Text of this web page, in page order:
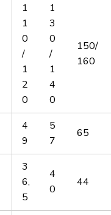
1
1
0
/
1
2
0
1
3
0
/
1
4
0
150/
160
4
9
5
7
65
3
6,
5
4
0
44